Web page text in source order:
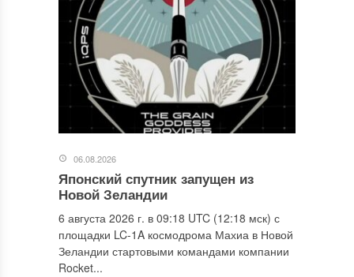
06.08.2026
Японский спутник запущен из
Новой Зеландии
6 августа 2026 г. в 09:18 UTC (12:18 мск) с
площадки LC-1A космодрома Махиа в Новой
Зеландии стартовыми командами компании
Rocket...